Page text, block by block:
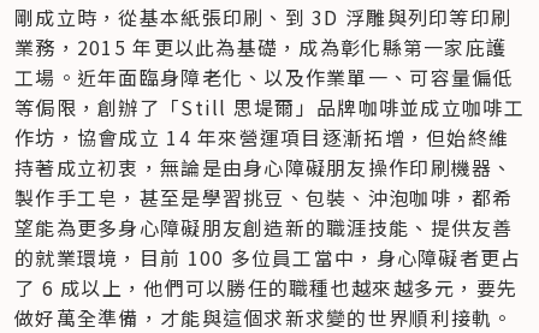
剛成立時，從基本紙張印刷、到 3D 浮雕與列印等印刷
業務，2015 年更以此為基礎，成為彰化縣第一家庇護
工場。近年面臨身障老化、以及作業單一、可容量偏低
等侷限，創辦了「Still 思堤爾」品牌咖啡並成立咖啡工
作坊，協會成立 14 年來營運項目逐漸拓增，但始終維
持著成立初衷，無論是由身心障礙朋友操作印刷機器、
製作手工皂，甚至是學習挑豆、包裝、沖泡咖啡，都希
望能為更多身心障礙朋友創造新的職涯技能、提供友善
的就業環境，目前 100 多位員工當中，身心障礙者更占
了 6 成以上，他們可以勝任的職種也越來越多元，要先
做好萬全準備，才能與這個求新求變的世界順利接軌。